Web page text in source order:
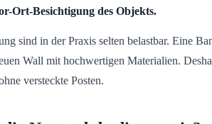
Ort-Besichtigung des Objekts.
sind in der Praxis selten belastbar. Eine
Wall mit hochwertigen Materialien.
versteckte Posten.